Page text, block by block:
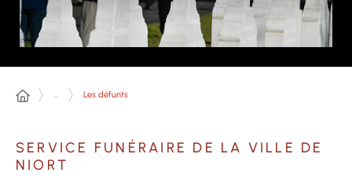
... Les défunts
SERVICE FUNÉRAIRE DE LA VILLE DE
NIORT